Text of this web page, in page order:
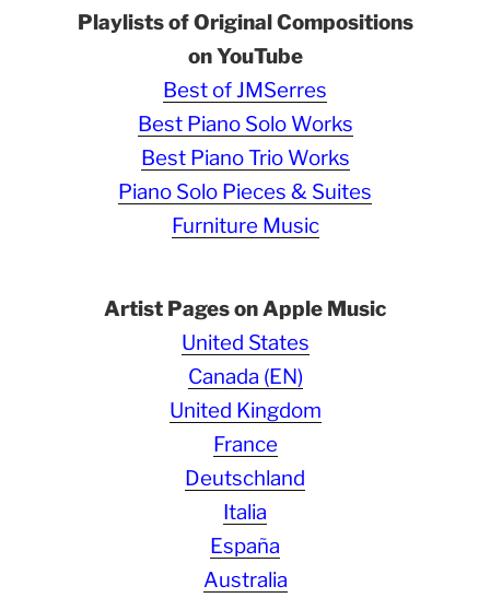
Playlists of Original Compositions
on YouTube
Best of JMSerres
Best Piano Solo Works
Best Piano Trio Works
Piano Solo Pieces & Suites
Furniture Music
Artist Pages on Apple Music
United States
Canada (EN)
United Kingdom
France
Deutschland
Italia
España
Australia